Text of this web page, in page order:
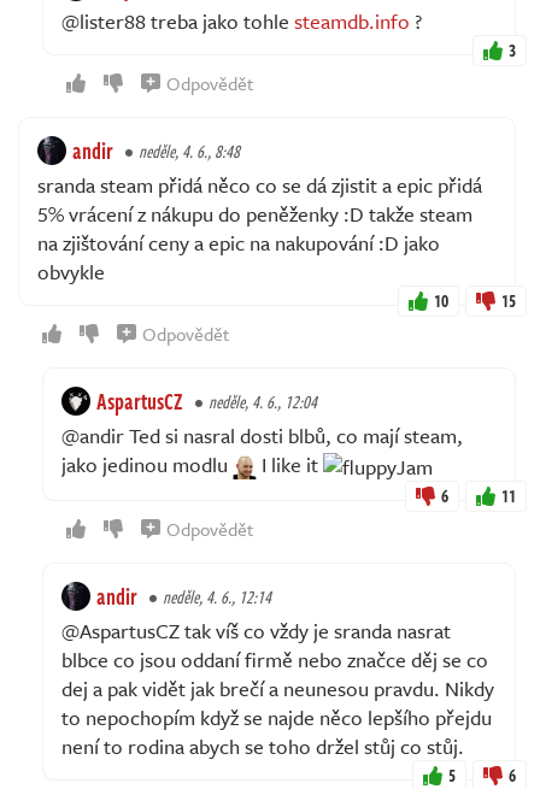
@lister88 treba jako tohle steamdb.info ?
3
Odpovědět
andir neděle, 4. 6., 8:48
sranda steam přidá něco co se dá zjistit a epic přidá
5% vrácení z nákupu do peněženky :D takže steam
na zjištování ceny a epic na nakupování :D jako
obvykle
10 15
Odpovědět
AspartusCZ neděle, 4. 6., 12:04
@andir Ted si nasral dosti blbů, co mají steam,
jako jedinou modlu
I like it
6 11
Odpovědět
andir neděle, 4. 6., 12:14
@AspartusCZ tak víš co vždy je sranda nasrat
blbce co jsou oddaní firmě nebo značce děj se co
dej a pak vidět jak brečí a neunesou pravdu. Nikdy
to nepochopím když se najde něco lepšího přejdu
není to rodina abych se toho držel stůj co stůj.
5 6